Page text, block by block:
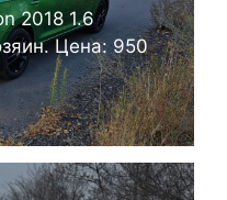
2018 1.6
Цена: 950